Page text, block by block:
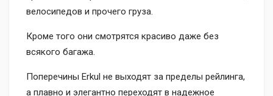
велосипедов и прочего груза.
Кроме того они смотрятся красиво даже без
всякого багажа.
Поперечины Erkul не выходят за пределы рейлинга,
а плавно и элегантно переходят в надежное